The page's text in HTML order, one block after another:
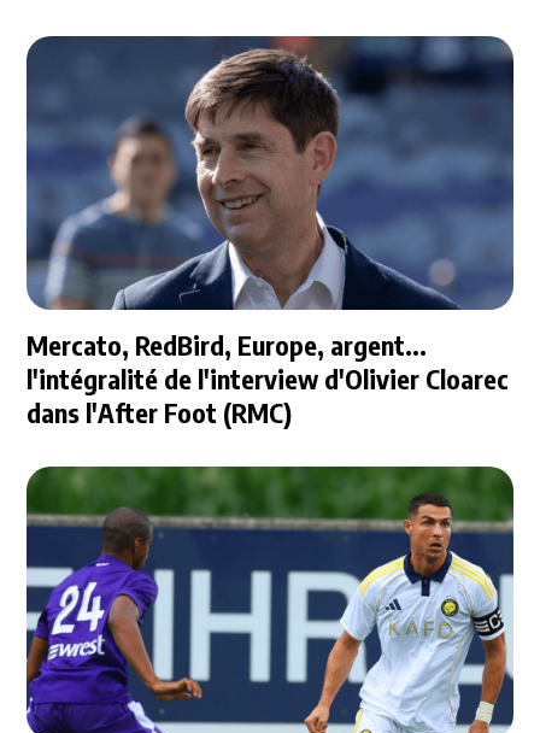
Mercato, RedBird, Europe, argent...
l'intégralité de l'interview d'Olivier Cloarec
dans l'After Foot (RMC)